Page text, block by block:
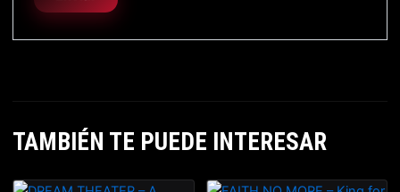
TAMBIÉN TE PUEDE INTERESAR